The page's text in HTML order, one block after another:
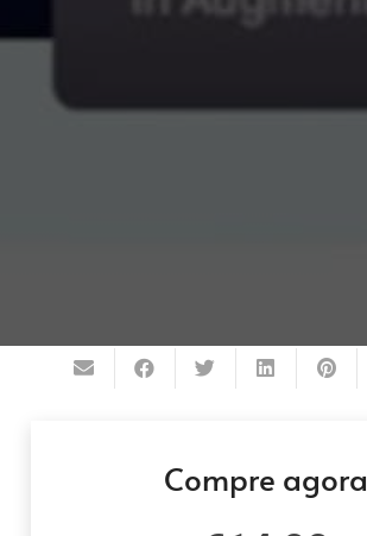
Compre agora